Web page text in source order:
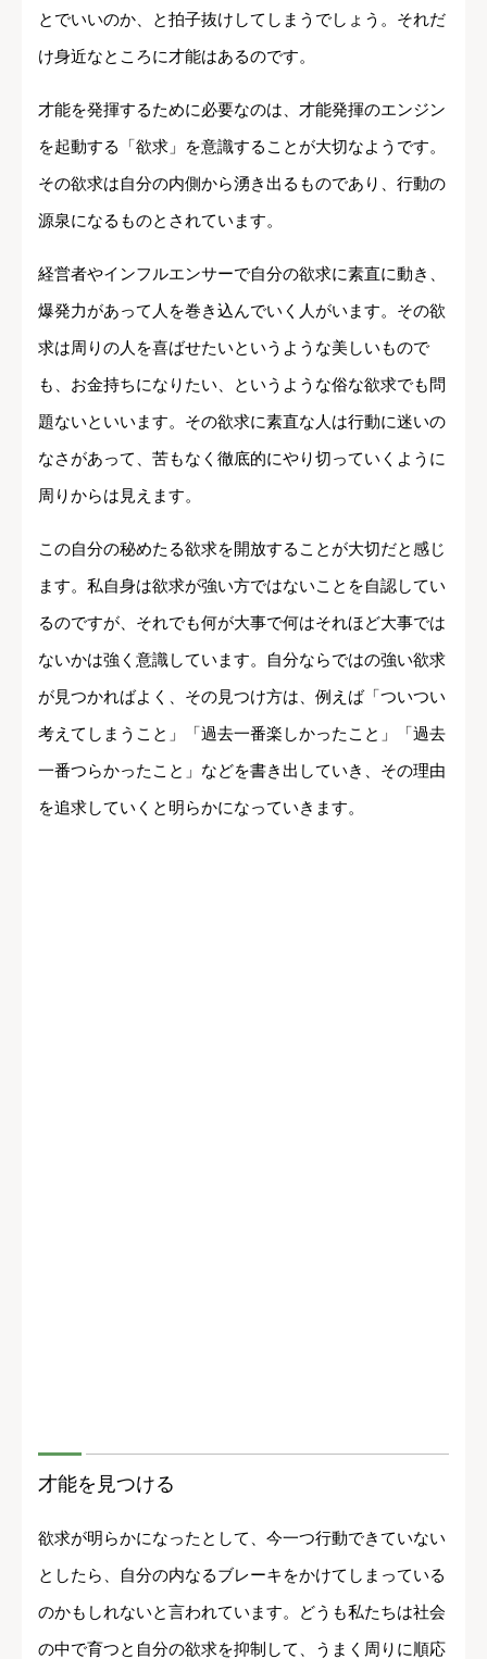
とでいいのか、と拍子抜けしてしまうでしょう。それだ
け身近なところに才能はあるのです。
才能を発揮するために必要なのは、才能発揮のエンジン
を起動する「欲求」を意識することが大切なようです。
その欲求は自分の内側から湧き出るものであり、行動の
源泉になるものとされています。
経営者やインフルエンサーで自分の欲求に素直に動き、
爆発力があって人を巻き込んでいく人がいます。その欲
求は周りの人を喜ばせたいというような美しいもので
も、お金持ちになりたい、というような俗な欲求でも問
題ないといいます。その欲求に素直な人は行動に迷いの
なさがあって、苦もなく徹底的にやり切っていくように
周りからは見えます。
この自分の秘めたる欲求を開放することが大切だと感じ
ます。私自身は欲求が強い方ではないことを自認してい
るのですが、それでも何が大事で何はそれほど大事では
ないかは強く意識しています。自分ならではの強い欲求
が見つかればよく、その見つけ方は、例えば「ついつい
考えてしまうこと」「過去一番楽しかったこと」「過去
一番つらかったこと」などを書き出していき、その理由
を追求していくと明らかになっていきます。
才能を見つける
欲求が明らかになったとして、今一つ行動できていない
としたら、自分の内なるブレーキをかけてしまっている
のかもしれないと言われています。どうも私たちは社会
の中で育つと自分の欲求を抑制して、うまく周りに順応